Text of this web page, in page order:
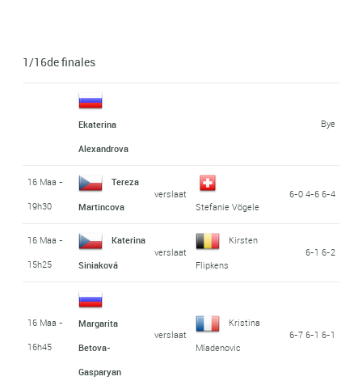
1/16de finales
Ekaterina
Alexandrova
Bye
16 Maa -
19h30
Tereza
Martincova
verslaat
Stefanie Vögele
6-0 4-6 6-4
16 Maa -
15h25
Katerina
Siniaková
verslaat
Kirsten
Flipkens
6-1 6-2
16 Maa -
16h45
Margarita
Betova-
Gasparyan
verslaat
Kristina
Mladenovic
6-7 6-1 6-1